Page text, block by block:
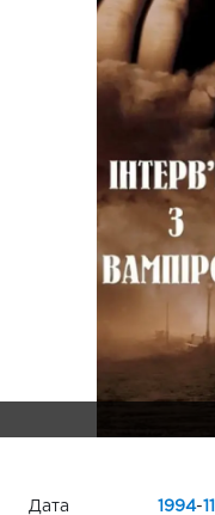
Дата
1994-11